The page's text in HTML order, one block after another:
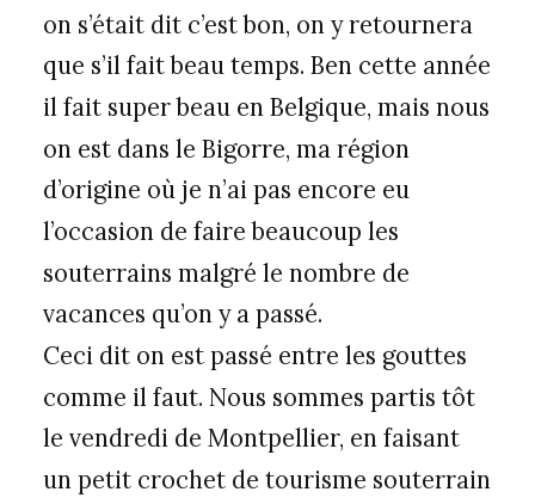
on s’était dit c’est bon, on y retournera
que s’il fait beau temps. Ben cette année
il fait super beau en Belgique, mais nous
on est dans le Bigorre, ma région
d’origine où je n’ai pas encore eu
l’occasion de faire beaucoup les
souterrains malgré le nombre de
vacances qu’on y a passé.
Ceci dit on est passé entre les gouttes
comme il faut. Nous sommes partis tôt
le vendredi de Montpellier, en faisant
un petit crochet de tourisme souterrain